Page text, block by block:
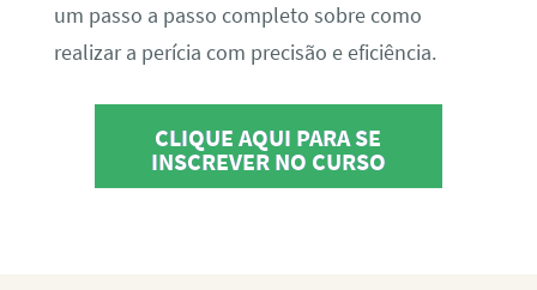
um passo a passo completo sobre como
realizar a perícia com precisão e eficiência.
CLIQUE AQUI PARA SE
INSCREVER NO CURSO